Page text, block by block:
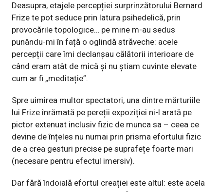
Deasupra, etajele percepției surprinzătorului Bernard
Frize te pot seduce prin latura psihedelică, prin
provocările topologice… pe mine m-au sedus
punându-mi în față o oglindă străveche: acele
percepții care îmi declanșau călătorii interioare de
când eram atât de mică și nu știam cuvinte elevate
cum ar fi „meditație”.
Spre uimirea multor spectatori, una dintre mărturiile
lui Frize înrămată pe pereții expoziției ni-l arată pe
pictor extenuat inclusiv fizic de munca sa – ceea ce
devine de înțeles nu numai prin prisma efortului fizic
de a crea gesturi precise pe suprafețe foarte mari
(necesare pentru efectul imersiv).
Dar fără îndoială efortul creației este altul: este acela